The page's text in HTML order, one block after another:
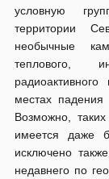
условную
территории
необычные
теплового,
местах
Возможно,
имеется даже
исключено
недавнего по